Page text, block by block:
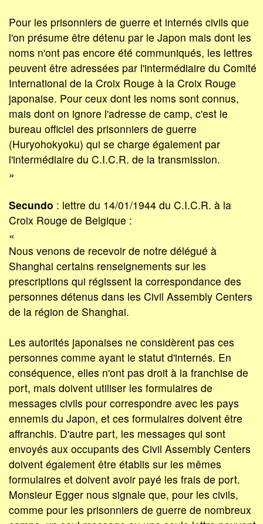
Pour les prisonniers de guerre et internés civils que
l'on présume être détenu par le Japon mais dont les
noms n'ont pas encore été communiqués, les lettres
peuvent être adressées par l'intermédiaire du Comité
International de la Croix Rouge à la Croix Rouge
japonaise. Pour ceux dont les noms sont connus,
mais dont on ignore l'adresse de camp, c'est le
bureau officiel des prisonniers de guerre
(Huryohokyoku) qui se charge également par
l'intermédiaire du C.I.C.R. de la transmission.
»
Secundo : lettre du 14/01/1944 du C.I.C.R. à la
Croix Rouge de Belgique :
«
Nous venons de recevoir de notre délégué à
Shanghai certains renseignements sur les
prescriptions qui régissent la correspondance des
personnes détenus dans les Civil Assembly Centers
de la région de Shanghai.
Les autorités japonaises ne considèrent pas ces
personnes comme ayant le statut d'internés. En
conséquence, elles n'ont pas droit à la franchise de
port, mais doivent utiliser les formulaires de
messages civils pour correspondre avec les pays
ennemis du Japon, et ces formulaires doivent être
affranchis. D'autre part, les messages qui sont
envoyés aux occupants des Civil Assembly Centers
doivent également être établis sur les mêmes
formulaires et doivent avoir payé les frais de port.
Monsieur Egger nous signale que, pour les civils,
comme pour les prisonniers de guerre de nombreux